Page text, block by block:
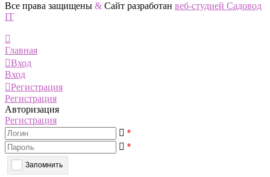
Все права защищены & Сайт разработан веб-студией Садовод
IT
Главная
Вход
Вход
Регистрация
Регистрация
Авторизация
Регистрация
*
*
Запомнить